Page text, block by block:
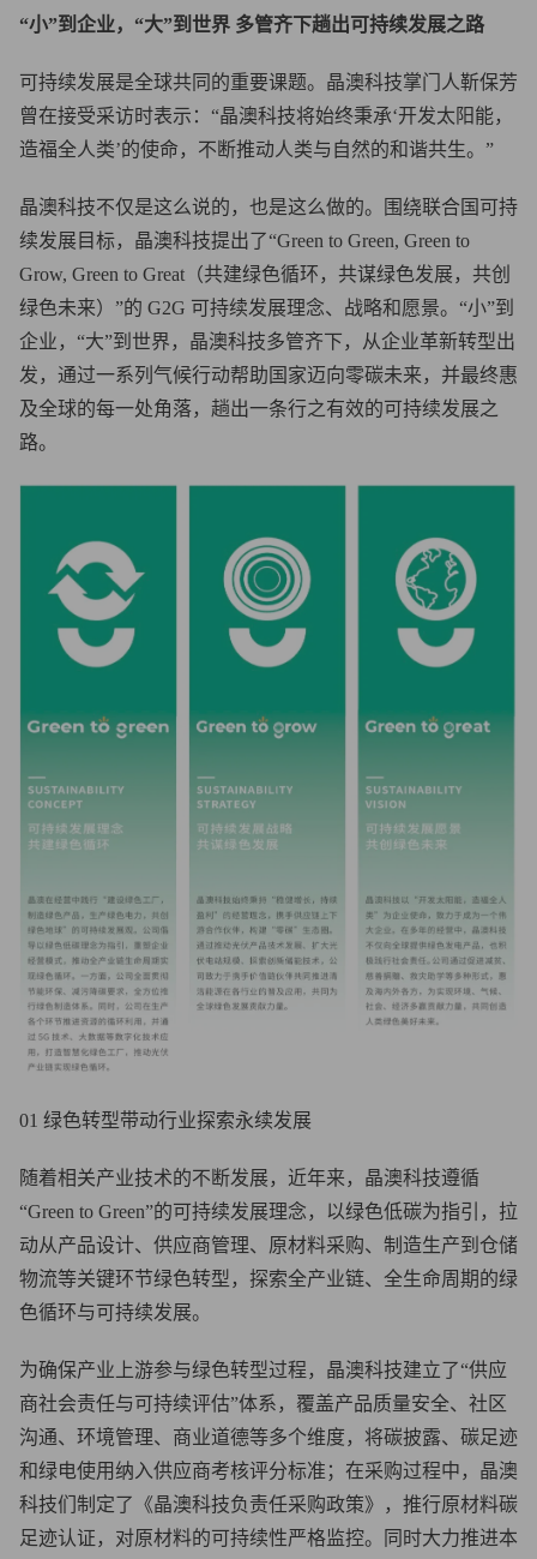
“小”到企业，“大”到世界 多管齐下趟出可持续发展之路
可持续发展是全球共同的重要课题。晶澳科技掌门人靳保芳
曾在接受采访时表示：“晶澳科技将始终秉承‘开发太阳能，
造福全人类’的使命，不断推动人类与自然的和谐共生。”
晶澳科技不仅是这么说的，也是这么做的。围绕联合国可持
续发展目标，晶澳科技提出了“Green to Green, Green to
Grow, Green to Great（共建绿色循环，共谋绿色发展，共创
绿色未来）”的 G2G 可持续发展理念、战略和愿景。“小”到
企业，“大”到世界，晶澳科技多管齐下，从企业革新转型出
发，通过一系列气候行动帮助国家迈向零碳未来，并最终惠
及全球的每一处角落，趟出一条行之有效的可持续发展之
路。
01 绿色转型带动行业探索永续发展
随着相关产业技术的不断发展，近年来，晶澳科技遵循
“Green to Green”的可持续发展理念，以绿色低碳为指引，拉
动从产品设计、供应商管理、原材料采购、制造生产到仓储
物流等关键环节绿色转型，探索全产业链、全生命周期的绿
色循环与可持续发展。
为确保产业上游参与绿色转型过程，晶澳科技建立了“供应
商社会责任与可持续评估”体系，覆盖产品质量安全、社区
沟通、环境管理、商业道德等多个维度，将碳披露、碳足迹
和绿电使用纳入供应商考核评分标准；在采购过程中，晶澳
科技们制定了《晶澳科技负责任采购政策》，推行原材料碳
足迹认证，对原材料的可持续性严格监控。同时大力推进本